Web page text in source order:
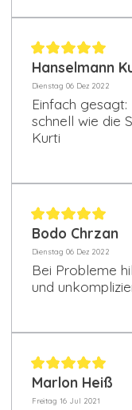
Hanselmann
Dienstag 06 Dez 2022
Einfach gesagt:
schnell wie die
Kurti
Bodo Chrzan
Dienstag 06 Dez 2022
Bei Probleme
und
Marlon Heiß
Freitag 16 Jul 2021